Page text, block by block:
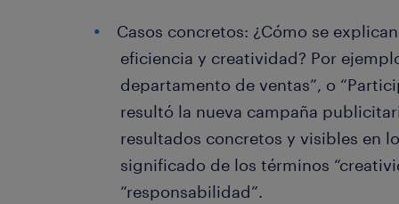
Casos concretos: ¿Cómo se
eficiencia y creatividad? Por
departamento de ventas”, o
resultó la nueva campaña
resultados concretos y visibles en
significado de los términos
“responsabilidad”.